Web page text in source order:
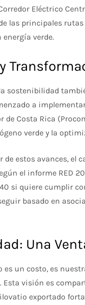
Eléctrico
las principales
verde.
sostenibilidad
a
de Costa Rica
verde y la
de estos avances,
el informe RED
si quiere cumplir
basado en
Una
es un costo, es
Esta visión es
exportado